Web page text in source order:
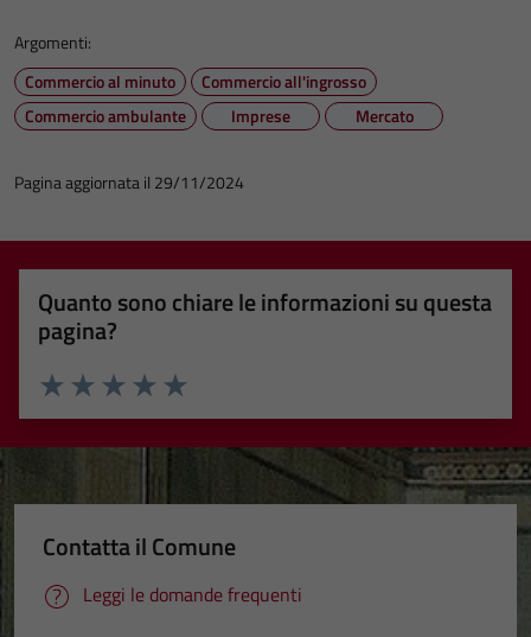
Argomenti:
Commercio al minuto
Commercio all'ingrosso
Commercio ambulante
Imprese Mercato
Pagina aggiornata il 29/11/2024
Quanto sono chiare le informazioni su questa
pagina?
Valuta 5 stelle su 5
Valuta 4 stelle su 5
Valuta 3 stelle su 5
Valuta 2 stelle su 5
Valuta 1 stelle su 5
Contatta il Comune
Leggi le domande frequenti